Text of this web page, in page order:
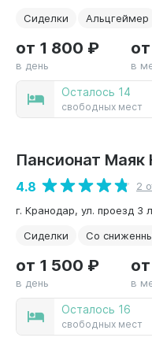
Сиделки
Альцгеймер
Осталось 14
свободных мест
от 1 800 ₽
в день в
КОМФОРТ
Пансионат Маяк
4.8
2
г. Кранодар, ул. проезд 3
Сиделки
Со
Осталось 16
свободных мест
от 1 500 ₽
в день в